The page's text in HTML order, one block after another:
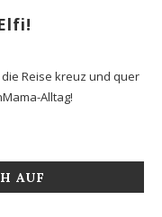
Reise kreuz und quer
Alltag!
AUF